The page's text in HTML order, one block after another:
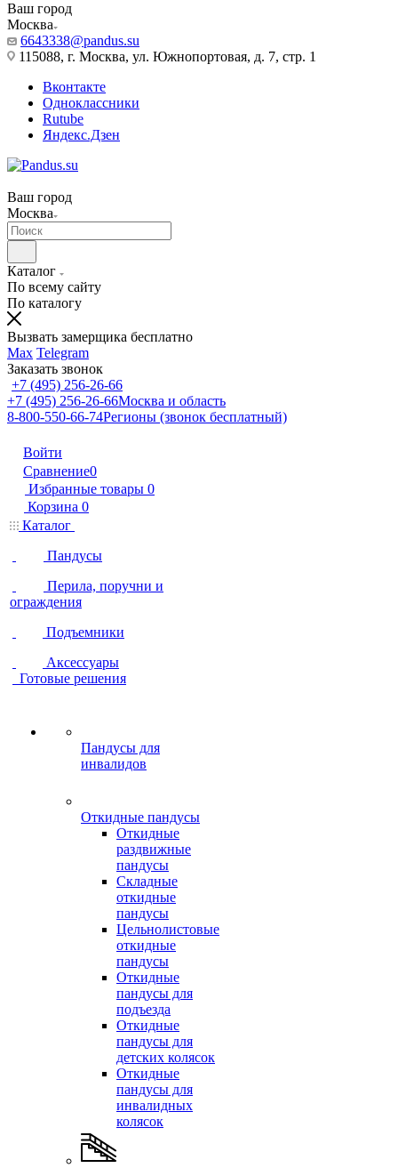
Ваш город
Москва
6643338@pandus.su
115088, г. Москва, ул. Южнопортовая, д. 7, стр. 1
Вконтакте
Одноклассники
Rutube
Яндекс.Дзен
Ваш город
Москва
Каталог
По всему сайту
По каталогу
Вызвать замерщика бесплатно
Max Telegram
Заказать звонок
+7 (495) 256-26-66
+7 (495) 256-26-66Москва и область
8-800-550-66-74Регионы (звонок бесплатный)
Войти
Сравнение0
Избранные товары 0
Корзина 0
Каталог
Пандусы
Перила, поручни и
ограждения
Подъемники
Аксессуары
Готовые решения
Пандусы для
инвалидов
Откидные пандусы
Откидные
раздвижные
пандусы
Складные
откидные
пандусы
Цельнолистовые
откидные
пандусы
Откидные
пандусы для
подъезда
Откидные
пандусы для
детских колясок
Откидные
пандусы для
инвалидных
колясок